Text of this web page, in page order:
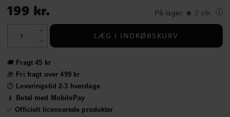
Pris:199 kr.
199 kr. På lager: 2 stk.
LÆG I INDKØBSKURV
🚚 Fragt 45 kr
🎁 Fri fragt over 499 kr
⏱️ Leveringstid 2-3 hverdage
📱
Betal med MobilePay
✅Officielt licenserede produkter